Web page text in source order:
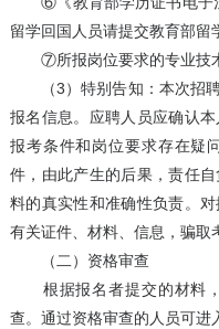
留学回国人员请提交教育部留
⑦所报岗位要求的专业技术
（3）特别告知：本次招聘
报名信息。应聘人员应确认
报考条件和岗位要求存在疑
件，由此产生的后果，责任
料的真实性和准确性负责。
有关证件、材料、信息，骗取
（二）资格审查
根据报名者提交的材料，
查。通过资格审查的人员可进